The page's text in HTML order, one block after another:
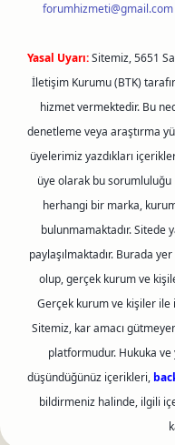
forumhizmeti@gmail.com
Yasal Uyarı:Sitemiz, 5651
İletişim Kurumu (BTK)
hizmet vermektedir. Bu
denetleme veya araştırma
üyelerimiz yazdıkları
üye olarak bu sorumluluğu
herhangi bir marka,
bulunmamaktadır. Sitede
paylaşılmaktadır. Burada
olup, gerçek kurum ve
Gerçek kurum ve kişiler
Sitemiz, kar amacı
platformudur. Hukuka ve
düşündüğünüz içerikleri,
bildirmeniz halinde, ilgili